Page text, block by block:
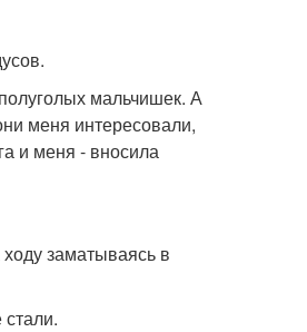
мальчишек. А
меня интересовали,
и меня - вносила
заматываясь в